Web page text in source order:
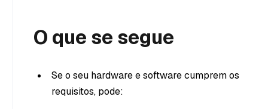
O que se segue
Se o seu hardware e software cumprem os
requisitos, pode: